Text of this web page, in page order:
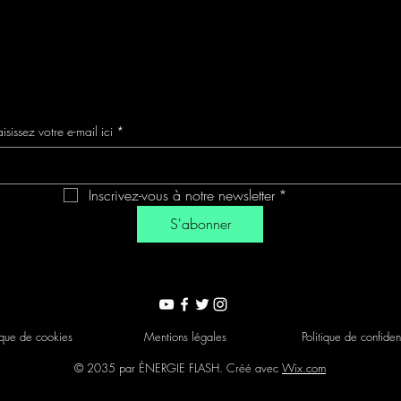
votre e-mail ici *
Inscrivez-vous à notre newsletter *
S'abonner
de cookies Mentions légales
Politique de
© 2035 par ÉNERGIE FLASH. Créé avec Wix.com